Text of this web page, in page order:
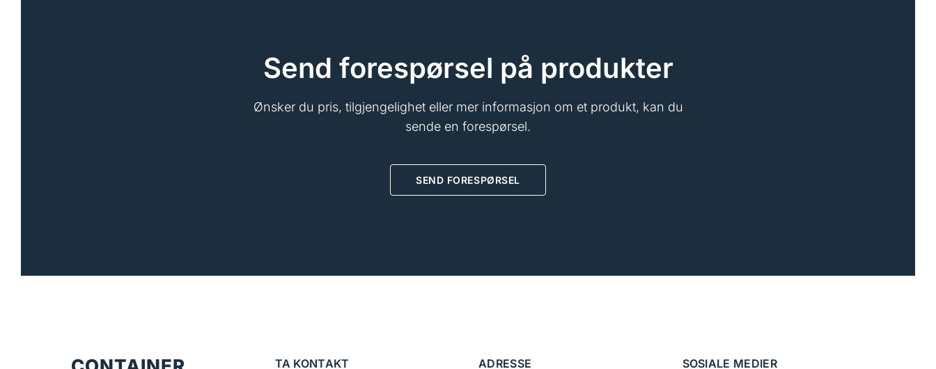
Send forespørsel på produkter
Ønsker du pris, tilgjengelighet eller mer informasjon om et produkt, kan du
sende en forespørsel.
SEND FORESPØRSEL
TA KONTAKT ADRESSE SOSIALE MEDIER